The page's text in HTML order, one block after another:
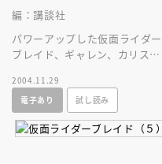
編：講談社
パワーアップした仮面ライダー
ブレイド、ギャレン、カリスの
アンデッドの情報も紹介しま
す。
2004.11.29
電子あり
試し読み